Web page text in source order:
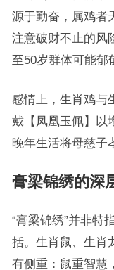
源于勤奋，属鸡者
注意破财不止的风
至50岁群体可能郁
感情上，生肖鸡与
戴【凤凰玉佩】以
晚年生活将母慈子
膏梁锦绣的深
“膏梁锦绣”并非特
括。生肖鼠、生肖
有侧重：鼠重智慧